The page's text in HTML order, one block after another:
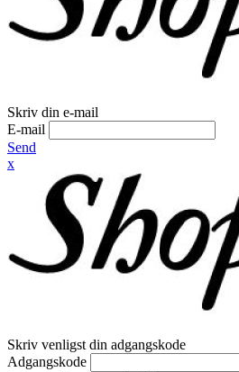
Skriv din e-mail
E-mail
Send
x
Skriv venligst din adgangskode
Adgangskode